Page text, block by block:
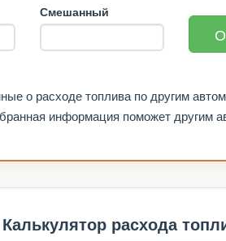
Смешанный
о расходе топлива по другим
информация поможет другим
Калькулятор расхода